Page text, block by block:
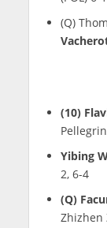
(Q)
(10)
Yibing
2, 6-4
(Q)
Zhizhen